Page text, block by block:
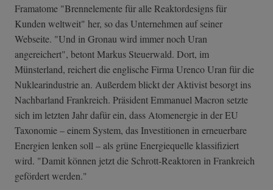
Framatome "Brennelemente für alle Reaktordesigns für
Kunden weltweit" her, so das Unternehmen auf seiner
Webseite. "Und in Gronau wird immer noch Uran
angereichert", betont Markus Steuerwald. Dort, im
Münsterland, reichert die englische Firma Urenco Uran für die
Nuklearindustrie an. Außerdem blickt der Aktivist besorgt ins
Nachbarland Frankreich. Präsident Emmanuel Macron setzte
sich im letzten Jahr dafür ein, dass Atomenergie in der EU
Taxonomie – einem System, das Investitionen in erneuerbare
Energien lenken soll – als grüne Energiequelle klassifiziert
wird. "Damit können jetzt die Schrott-Reaktoren in Frankreich
gefördert werden."